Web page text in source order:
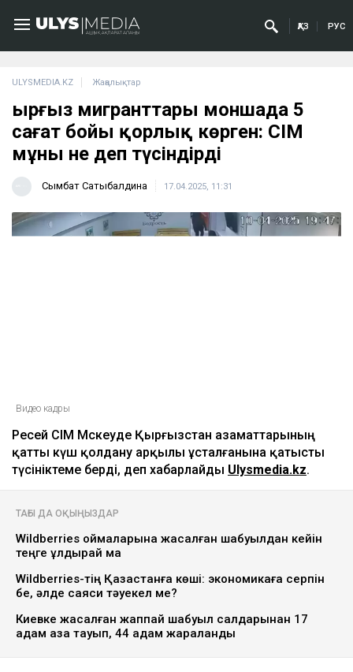
ҚАЗ РУС
ULYSMEDIA.KZ Жаңалықтар
Қырғыз мигранттары моншада 5
сағат бойы қорлық көрген: СІМ
мұны не деп түсіндірді
Сымбат Сатыбалдина 17.04.2025, 11:31
Видео кадры
Ресей СІМ Мәскеуде Қырғызстан азаматтарының
қатты күш қолдану арқылы ұсталғанына қатысты
түсініктеме берді, деп хабарлайды Ulysmedia.kz.
ТАҒЫ ДА ОҚЫҢЫЗДАР
Wildberries қоймаларына жасалған шабуылдан кейін
теңге құлдырай ма
Wildberries-тің Қазақстанға көші: экономикаға серпін
бе, әлде саяси тәуекел ме?
Киевке жасалған жаппай шабуыл салдарынан 17
адам қаза тауып, 44 адам жараланды